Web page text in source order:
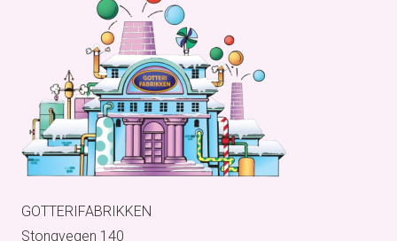
GOTTERIFABRIKKEN
Stongvegen 140